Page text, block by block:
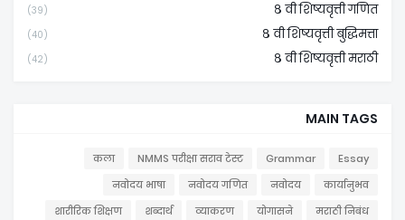
८ वी शिष्यवृत्ती गणित
(39)
८ वी शिष्यवृत्ती बुद्धिमत्ता
(40)
८ वी शिष्यवृत्ती मराठी
(42)
MAIN TAGS
Essay
Grammar
NMMS परीक्षा सराव टेस्ट
कला
कार्यानुभव
नवोदय
नवोदय गणित
नवोदय भाषा
मराठी निबंध
योगासने
व्याकरण
शब्दार्थ
शारीरिक शिक्षण